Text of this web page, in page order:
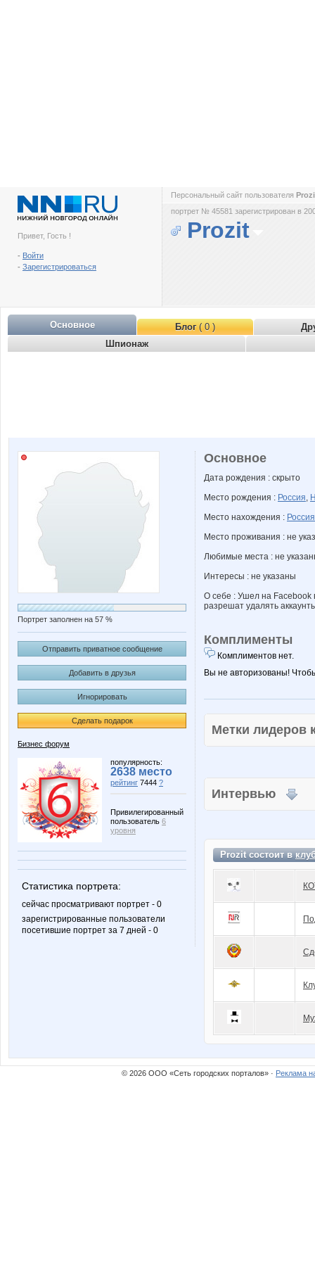
Привет, Гость !
- Войти
- Зарегистрироваться
Персональный сайт пользователя
портрет № 45581 зарегистрирован в
Prozit
Основное Блог( 0 )
Шпионаж
Портрет заполнен на 57 %
Отправить приватное сообщение
Добавить в друзья
Игнорировать
Сделать подарок
Бизнес форум
популярность:
2638 место
рейтинг 7444 ?
Привилегированный
пользователь 6
уровня
Статистика портрета:
сейчас просматривают портрет - 0
зарегистрированные пользователи
посетившие портрет за 7 дней - 0
Основное
Дата рождения : скрыто
Место рождения : Россия,
Место нахождения : Россия
Место проживания : не
Любимые места : не
Интересы : не указаны
О себе : Ушел на Facebook
разрешат удалять
Комплименты
Комплиментов нет.
Вы не авторизованы!
Метки
Интервью
Prozit состоит в
© 2026 ООО «Сеть городских порталов» · Реклама